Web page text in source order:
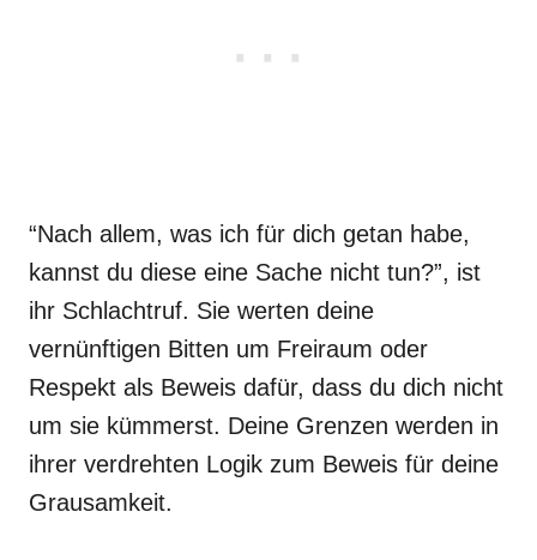
“Nach allem, was ich für dich getan habe,
kannst du diese eine Sache nicht tun?”, ist
ihr Schlachtruf. Sie werten deine
vernünftigen Bitten um Freiraum oder
Respekt als Beweis dafür, dass du dich nicht
um sie kümmerst. Deine Grenzen werden in
ihrer verdrehten Logik zum Beweis für deine
Grausamkeit.